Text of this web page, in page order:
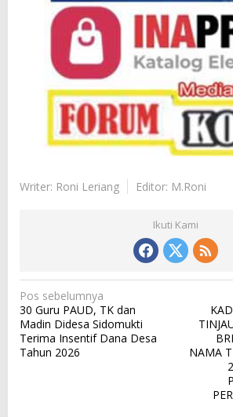
Writer: Roni Leriang Editor: M.Roni
Ikuti Kami
N
a
v
i
Pos sebelumnya
30 Guru PAUD, TK dan
Madin Didesa Sidomukti
Terima Insentif Dana Desa
Tahun 2026
NAMA